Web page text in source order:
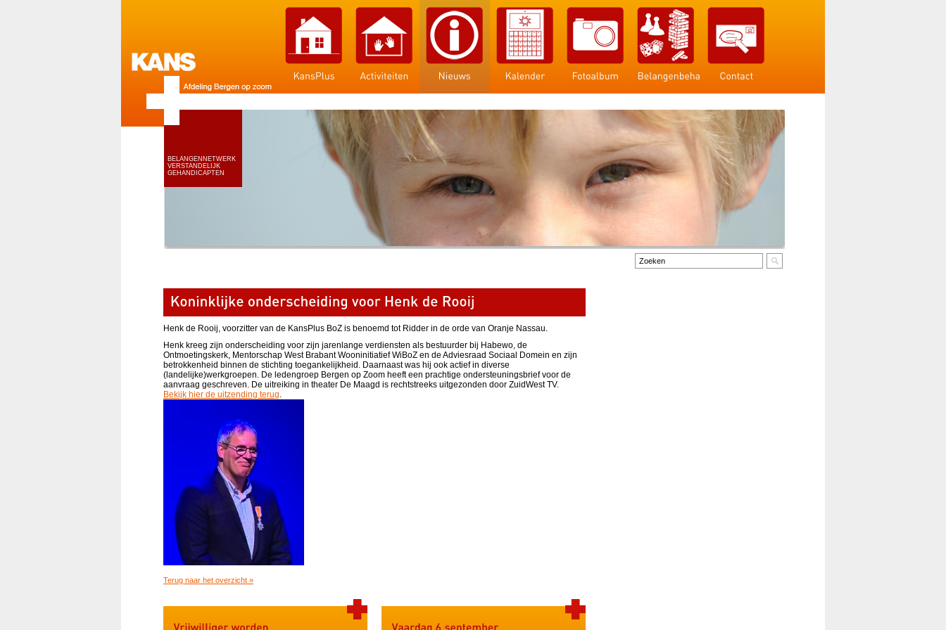
BELANGENNETWERK
VERSTANDELIJK
GEHANDICAPTEN
Henk de Rooij, voorzitter van de KansPlus BoZ is benoemd tot Ridder in de orde van Oranje Nassau.
Henk kreeg zijn onderscheiding voor zijn jarenlange verdiensten als bestuurder bij Habewo, de
Ontmoetingskerk, Mentorschap West Brabant Wooninitiatief WiBoZ en de Adviesraad Sociaal Domein en zijn
betrokkenheid binnen de stichting toegankelijkheid. Daarnaast was hij ook actief in diverse
(landelijke)werkgroepen. De ledengroep Bergen op Zoom heeft een prachtige ondersteuningsbrief voor de
aanvraag geschreven. De uitreiking in theater De Maagd is rechtstreeks uitgezonden door ZuidWest TV.
Bekijk hier de uitzending terug.
Terug naar het overzicht »